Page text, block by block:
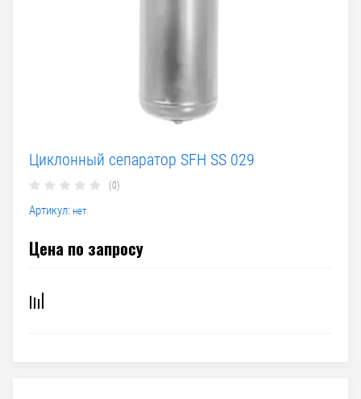
Циклонный сепаратор SFH SS 029
(0)
Артикул: нет
Цена по запросу